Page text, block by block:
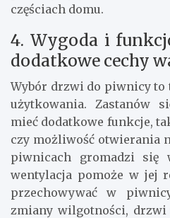
częściach domu.
4. Wygoda i
dodatkowe cechy
Wybór drzwi do piwnicy
użytkowania. Zastanów
mieć dodatkowe funkcje,
czy możliwość otwierania
piwnicach gromadzi się
wentylacja pomoże w jej
przechowywać w
zmiany wilgotności,